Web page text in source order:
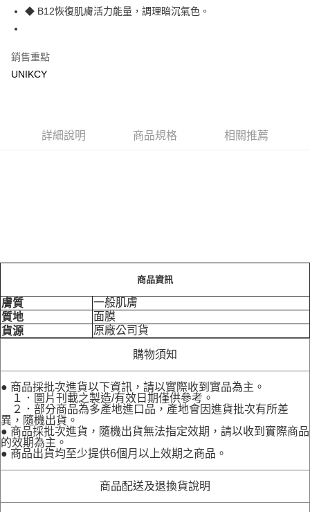
Google Pay
7-11取貨付款［需3-5個工作天不含預購商品］
◆ B12恢復肌膚活力能量，調理暗沉氣色。
銷售重點
UNIKCY
詳細說明 商品規格 相關推薦
商品資訊
膚質
一般肌膚
質地
面膜
貨源
原廠公司貨
購物須知
● 商品採批次進貨以下資訊，請以實際收到實品為主。
１．圖片刊載之製造/有效日期僅供參考。
２．部分商品為多產地進口品，產地會因進貨批次有所差
異，隨機出貨。
● 商品採批次進貨，隨機出貨無法指定效期，請以收到實際商品
的效期為主。
● 商品出貨均至少提供6個月以上效期之商品。
商品配送及退換貨說明